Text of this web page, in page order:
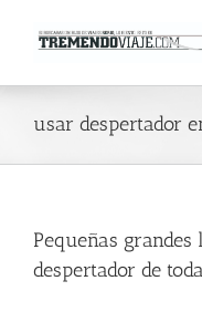
contenido
usar despertador
Pequeñas
despertador de